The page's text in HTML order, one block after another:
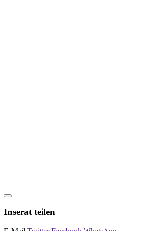
Inserat teilen